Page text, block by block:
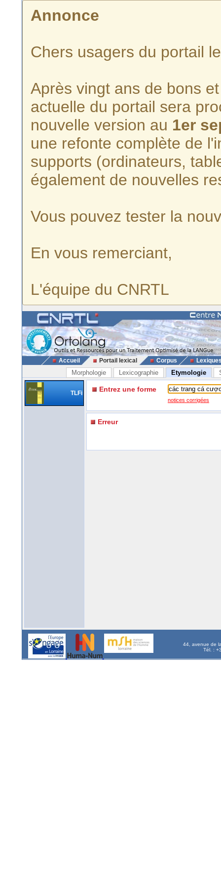
Annonce
Chers usagers du portail
Après vingt ans de bons
actuelle du portail sera
nouvelle version au 1er
une refonte complète de
supports (ordinateurs,
également de nouvelles
Vous pouvez tester la
En vous remerciant,
L'équipe du CNRTL
Accueil Portail lexical Corpus
Morphologie Lexicographie Etymologie
TLFi Entrez une forme
notices corrigées
Erreur
44, avenue de
Tél. :